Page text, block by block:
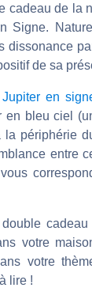
cadeau de la
dissonance
de sa
en
en bleu ciel
la périphérie
entre
cadeau
votre
votre
lire !